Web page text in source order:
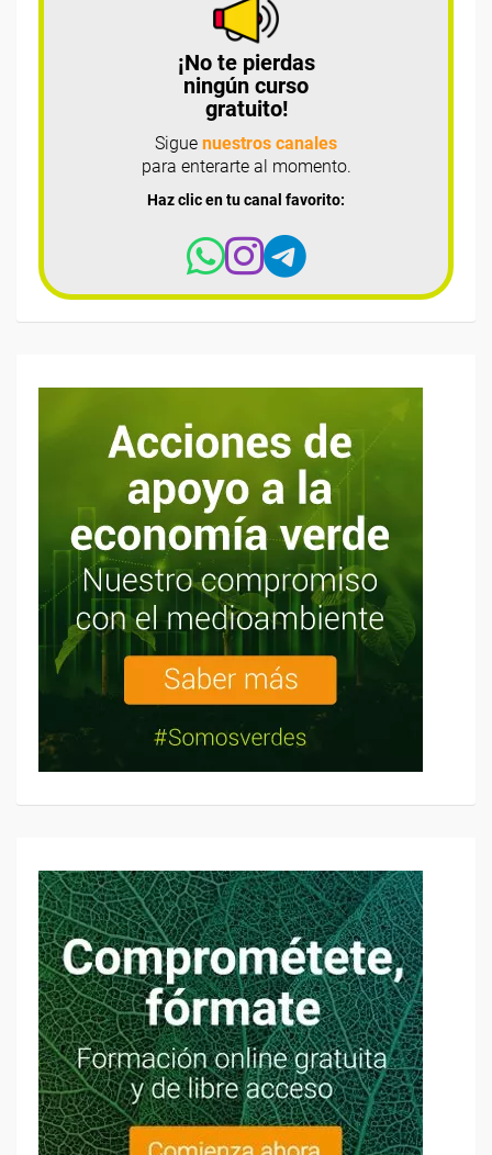
¡No te pierdas
ningún curso
gratuito!
Sigue nuestros canales
para enterarte al momento.
Haz clic en tu canal favorito: